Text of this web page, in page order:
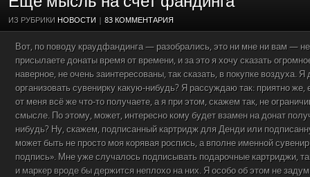
ИЗ РУБРИКИ НОВОСТИ | 83 КОММЕНТАРИЯ
Вот, по поводу краудфандинга — разобрались, это ни мне ни вам —
присылаете донаты время от времени, и за это я хочу сказать
наверное, не очень заинтересованы, так сказать, в покупке воздуха.
организовать сувенирку какую-нибудь? Я рассуждаю так: приятно
от меня всё же что-то получаете, а я при этом, скажем так, не
смысле. По этому, может, интересно кому будет взамен на донат
нибудь? Ну, скажем, подписанный картридж для Денди или
может быть не просто моя корявая роспись, а вполне именной
подпись». Мне уже случалось подписывать подарочные картриджи,
и маркер вроде бы держится неплохо на них. Я особо об этом не